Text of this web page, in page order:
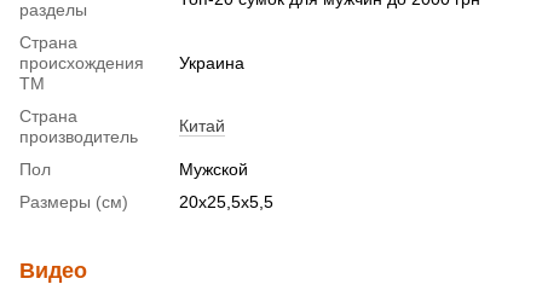
разделы
Страна
происхождения
ТМ
Украина
Страна
производитель
Китай
Пол
Мужской
Размеры (см)
20х25,5х5,5
Видео